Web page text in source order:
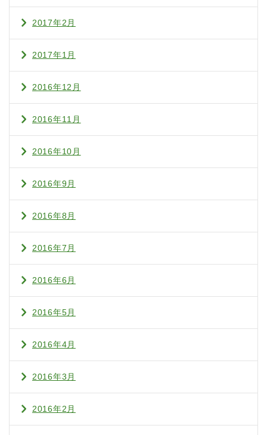
2017年2月
2017年1月
2016年12月
2016年11月
2016年10月
2016年9月
2016年8月
2016年7月
2016年6月
2016年5月
2016年4月
2016年3月
2016年2月